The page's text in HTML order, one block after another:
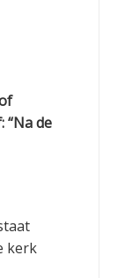
de
kerk